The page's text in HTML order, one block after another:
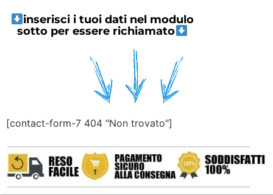
inserisci i tuoi dati nel modulo
sotto per essere richiamato
[contact-form-7 404 "Non trovato"]